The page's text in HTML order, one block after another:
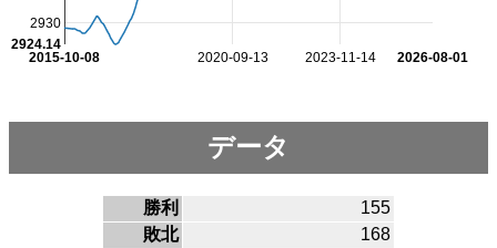
2020-09-13 2023-11-14
2015-10-08 2026-08-01
2930
2924.14
データ
勝利
155
敗北
168